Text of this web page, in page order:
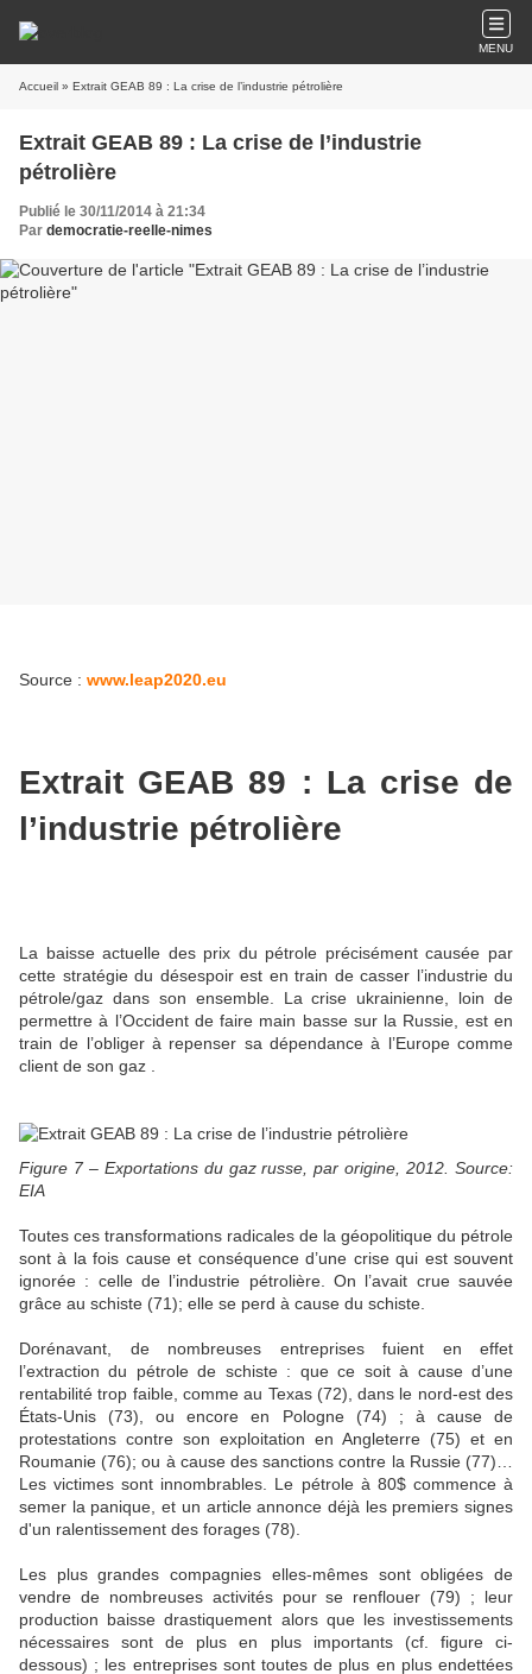
MENU
Accueil » Extrait GEAB 89 : La crise de l’industrie pétrolière
Extrait GEAB 89 : La crise de l’industrie
pétrolière
Publié le 30/11/2014 à 21:34
Par democratie-reelle-nimes
Source : www.leap2020.eu
Extrait GEAB 89 : La crise de
l’industrie pétrolière
La baisse actuelle des prix du pétrole précisément causée par
cette stratégie du désespoir est en train de casser l’industrie du
pétrole/gaz dans son ensemble. La crise ukrainienne, loin de
permettre à l’Occident de faire main basse sur la Russie, est en
train de l’obliger à repenser sa dépendance à l’Europe comme
client de son gaz .
Figure 7 – Exportations du gaz russe, par origine, 2012. Source:
EIA
Toutes ces transformations radicales de la géopolitique du pétrole
sont à la fois cause et conséquence d’une crise qui est souvent
ignorée : celle de l’industrie pétrolière. On l’avait crue sauvée
grâce au schiste (71); elle se perd à cause du schiste.
Dorénavant, de nombreuses entreprises fuient en effet
l’extraction du pétrole de schiste : que ce soit à cause d’une
rentabilité trop faible, comme au Texas (72), dans le nord-est des
États-Unis (73), ou encore en Pologne (74) ; à cause de
protestations contre son exploitation en Angleterre (75) et en
Roumanie (76); ou à cause des sanctions contre la Russie (77)…
Les victimes sont innombrables. Le pétrole à 80$ commence à
semer la panique, et un article annonce déjà les premiers signes
d'un ralentissement des forages (78).
Les plus grandes compagnies elles-mêmes sont obligées de
vendre de nombreuses activités pour se renflouer (79) ; leur
production baisse drastiquement alors que les investissements
nécessaires sont de plus en plus importants (cf. figure ci-
dessous) ; les entreprises sont toutes de plus en plus endettées